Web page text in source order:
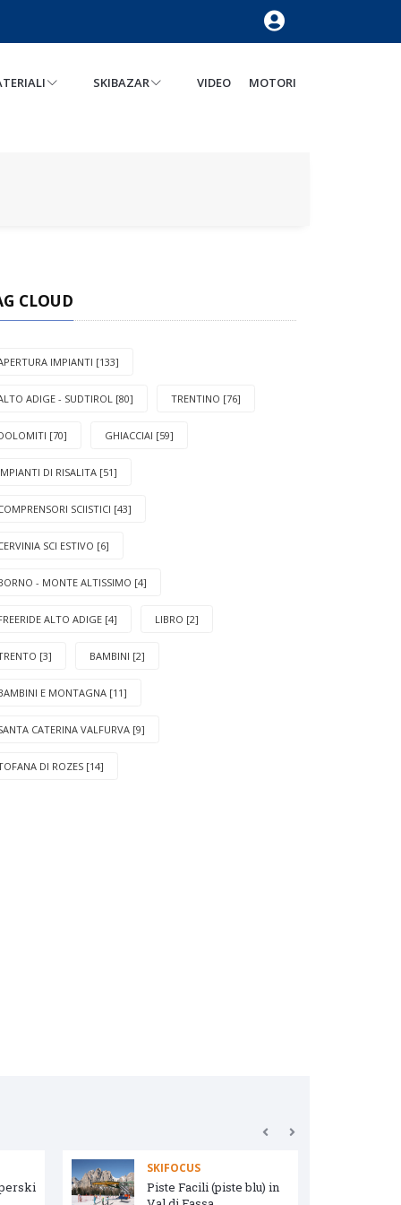
SKIBAZAR VIDEO MOTORI
CLOUD
IMPIANTI [133]
ADIGE - SUDTIROL [80] TRENTINO [76]
[70] GHIACCIAI [59]
DI RISALITA [51]
SCIISTICI [43]
SCI ESTIVO [6]
- MONTE ALTISSIMO [4]
ALTO ADIGE [4] LIBRO [2]
[3] BAMBINI [2]
E MONTAGNA [11]
CATERINA VALFURVA [9]
DI ROZES [14]
SKIFOCUS
Piste Facili (piste blu) in